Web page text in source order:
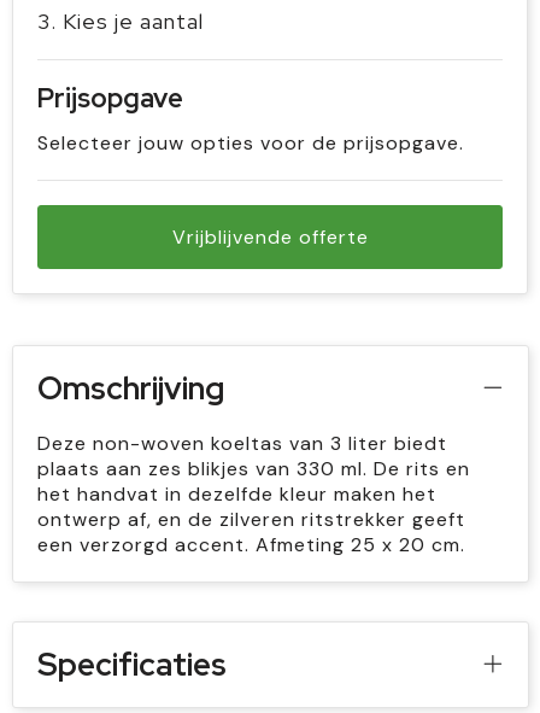
3. Kies je aantal
Prijsopgave
Selecteer jouw opties voor de prijsopgave.
Vrijblijvende offerte
Omschrijving
Deze non-woven koeltas van 3 liter biedt
plaats aan zes blikjes van 330 ml. De rits en
het handvat in dezelfde kleur maken het
ontwerp af, en de zilveren ritstrekker geeft
een verzorgd accent. Afmeting 25 x 20 cm.
Specificaties